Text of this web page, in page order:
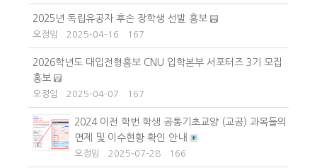
2025년 독립유공자 후손 장학생 선발 홍보
오정임 2025-04-16 167
2026학년도 대입전형홍보 CNU 입학본부 서포터즈 3기 모집
홍보
오정임 2025-04-07 167
2024 이전 학번 학생 공통기초교양 (교공) 과목들의
면제 및 이수현황 확인 안내
오정임 2025-07-28 166